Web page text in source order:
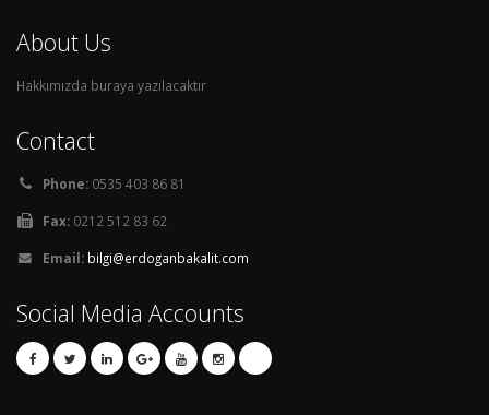
About Us
Hakkımızda buraya yazılacaktır
Contact
Phone: 0535 403 86 81
Fax: 0212 512 83 62
Email: bilgi@erdoganbakalit.com
Social Media Accounts